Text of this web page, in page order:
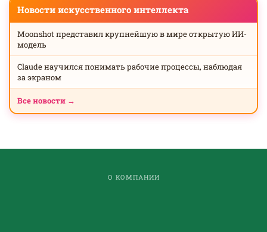
Новости искусственного интеллекта
Moonshot представил крупнейшую в мире открытую ИИ-
модель
Claude научился понимать рабочие процессы, наблюдая
за экраном
Все новости →
О КОМПАНИИ